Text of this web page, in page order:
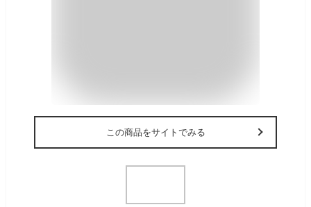
この商品をサイトでみる